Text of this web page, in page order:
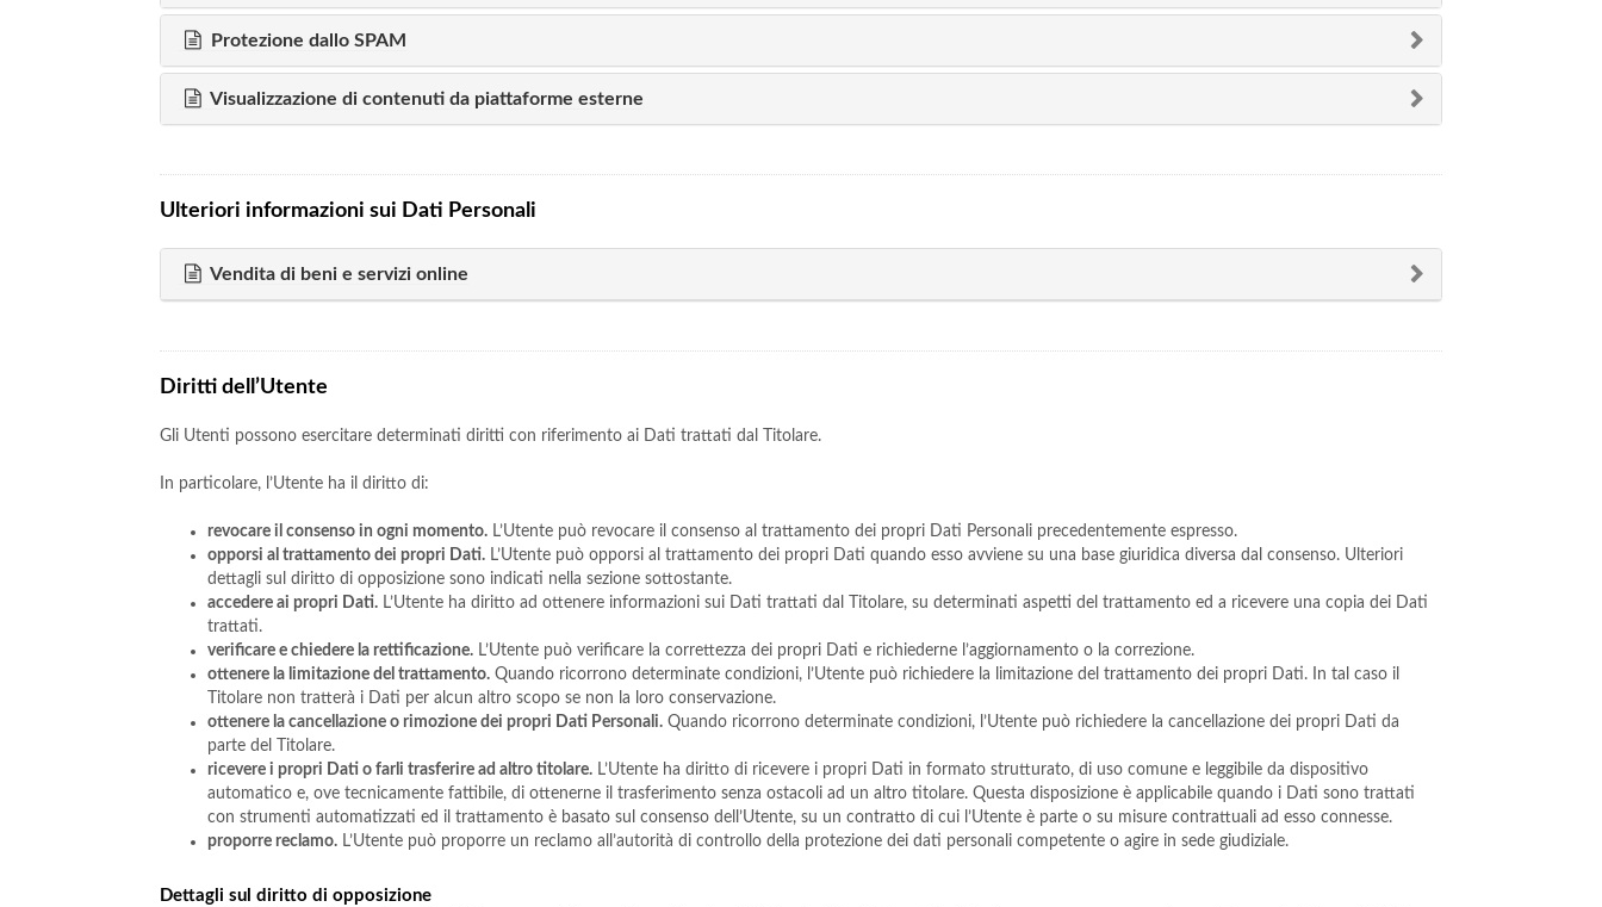
Protezione dallo SPAM
Visualizzazione di contenuti da piattaforme esterne
Ulteriori informazioni sui Dati Personali
Vendita di beni e servizi online
Diritti dell’Utente
Gli Utenti possono esercitare determinati diritti con riferimento ai Dati trattati dal Titolare.
In particolare, l’Utente ha il diritto di:
revocare il consenso in ogni momento. L’Utente può revocare il consenso al trattamento dei propri Dati Personali precedentemente espresso.
opporsi al trattamento dei propri Dati. L’Utente può opporsi al trattamento dei propri Dati quando esso avviene su una base giuridica diversa dal consenso. Ulteriori
dettagli sul diritto di opposizione sono indicati nella sezione sottostante.
accedere ai propri Dati. L’Utente ha diritto ad ottenere informazioni sui Dati trattati dal Titolare, su determinati aspetti del trattamento ed a ricevere una copia dei Dati
trattati.
verificare e chiedere la rettificazione. L’Utente può verificare la correttezza dei propri Dati e richiederne l’aggiornamento o la correzione.
ottenere la limitazione del trattamento. Quando ricorrono determinate condizioni, l’Utente può richiedere la limitazione del trattamento dei propri Dati. In tal caso il
Titolare non tratterà i Dati per alcun altro scopo se non la loro conservazione.
ottenere la cancellazione o rimozione dei propri Dati Personali. Quando ricorrono determinate condizioni, l’Utente può richiedere la cancellazione dei propri Dati da
parte del Titolare.
ricevere i propri Dati o farli trasferire ad altro titolare. L’Utente ha diritto di ricevere i propri Dati in formato strutturato, di uso comune e leggibile da dispositivo
automatico e, ove tecnicamente fattibile, di ottenerne il trasferimento senza ostacoli ad un altro titolare. Questa disposizione è applicabile quando i Dati sono trattati
con strumenti automatizzati ed il trattamento è basato sul consenso dell’Utente, su un contratto di cui l’Utente è parte o su misure contrattuali ad esso connesse.
proporre reclamo. L’Utente può proporre un reclamo all’autorità di controllo della protezione dei dati personali competente o agire in sede giudiziale.
Dettagli sul diritto di opposizione